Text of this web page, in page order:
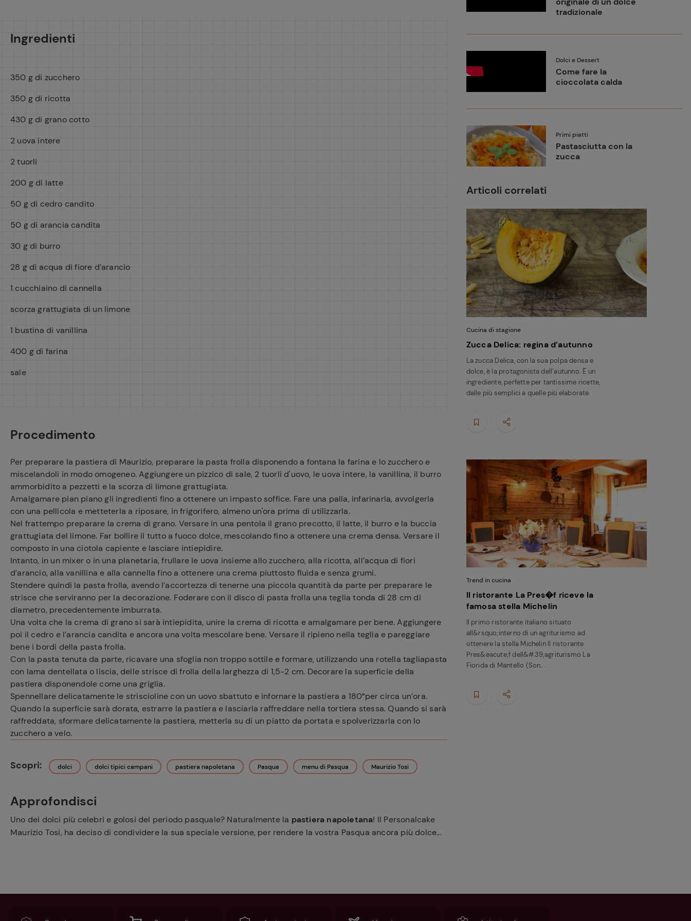
Ingredienti
350 g di zucchero
350 g di ricotta
430 g di grano cotto
2 uova intere
2 tuorli
200 g di latte
50 g di cedro candito
50 g di arancia candita
30 g di burro
28 g di acqua di fiore d’arancio
1 cucchiaino di cannella
scorza grattugiata di un limone
1 bustina di vanillina
400 g di farina
sale
Procedimento
Per preparare la pastiera di Maurizio, preparare la pasta frolla disponendo a fontana la farina e lo zucchero e
miscelandoli in modo omogeneo. Aggiungere un pizzico di sale, 2 tuorli d'uovo, le uova intere, la vanillina, il burro
ammorbidito a pezzetti e la scorza di limone grattugiata.
Amalgamare pian piano gli ingredienti fino a ottenere un impasto soffice. Fare una palla, infarinarla, avvolgerla
con una pellicola e metteterla a riposare, in frigorifero, almeno un'ora prima di utilizzarla.
Nel frattempo preparare la crema di grano. Versare in una pentola il grano precotto, il latte, il burro e la buccia
grattugiata del limone. Far bollire il tutto a fuoco dolce, mescolando fino a ottenere una crema densa. Versare il
composto in una ciotola capiente e lasciare intiepidire.
Intanto, in un mixer o in una planetaria, frullare le uova insieme allo zucchero, alla ricotta, all’acqua di fiori
d’arancio, alla vanillina e alla cannella fino a ottenere una crema piuttosto fluida e senza grumi.
Stendere quindi la pasta frolla, avendo l’accortezza di tenerne una piccola quantità da parte per preparare le
strisce che serviranno per la decorazione. Foderare con il disco di pasta frolla una teglia tonda di 28 cm di
diametro, precedentemente imburrata.
Una volta che la crema di grano si sarà intiepidita, unire la crema di ricotta e amalgamare per bene. Aggiungere
poi il cedro e l’arancia candita e ancora una volta mescolare bene. Versare il ripieno nella teglia e pareggiare
bene i bordi della pasta frolla.
Con la pasta tenuta da parte, ricavare una sfoglia non troppo sottile e formare, utilizzando una rotella tagliapasta
con lama dentellata o liscia, delle strisce di frolla della larghezza di 1,5-2 cm. Decorare la superficie della
pastiera disponendole come una griglia.
Spennellare delicatamente le striscioline con un uovo sbattuto e infornare la pastiera a 180°per circa un’ora.
Quando la superficie sarà dorata, estrarre la pastiera e lasciarla raffreddare nella tortiera stessa. Quando si sarà
raffreddata, sformare delicatamente la pastiera, metterla su di un piatto da portata e spolverizzarla con lo
zucchero a velo.
Scopri: dolci dolci tipici campani pastiera napoletana Pasqua menu di Pasqua Maurizio Tosi
Approfondisci
Uno dei dolci più celebri e golosi del periodo pasquale? Naturalmente la pastiera napoletana! Il Personalcake
Maurizio Tosi, ha deciso di condividere la sua speciale versione, per rendere la vostra Pasqua ancora più dolce...
tradizionale
Dolci e Dessert
Come fare la
cioccolata calda
Primi piatti
Pastasciutta con la
zucca
Articoli correlati
Cucina di stagione
Zucca Delica: regina d’autunno
La zucca Delica, con la sua polpa densa e
dolce, è la protagonista dell’autunno. È un
ingrediente, perfette per tantissime ricette,
dalle più semplici a quelle più elaborate.
Trend in cucina
Il ristorante La Pres�f riceve la
famosa stella Michelin
Il primo ristorante italiano situato
all&rsquo;interno di un agriturismo ad
ottenere la stella Michelin Il ristorante
Pres&eacute;f dell&#39;agriturismo La
Fiorida di Mantello (Son...